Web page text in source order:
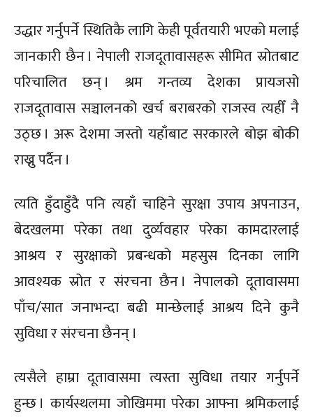
उद्धार गर्नुपर्ने स्थितिकै लागि केही पूर्वतयारी भएको मलाई
जानकारी छैन । नेपाली राजदूतावासहरू सीमित स्रोतबाट
परिचालित छन् । श्रम गन्तव्य देशका प्रायजसो
राजदूतावास सञ्चालनको खर्च बराबरको राजस्व त्यहीँ नै
उठ्छ । अरू देशमा जस्तो यहाँबाट सरकारले बोझ बोकी
राख्नु पर्दैन ।
त्यति हुँदाहुँदै पनि त्यहाँ चाहिने सुरक्षा उपाय अपनाउन,
बेदखलमा परेका तथा दुर्व्यवहार परेका कामदारलाई
आश्रय र सुरक्षाको प्रबन्धको महसुस दिनका लागि
आवश्यक स्रोत र संरचना छैन । नेपालको दूतावासमा
पाँच/सात जनाभन्दा बढी मान्छेलाई आश्रय दिने कुनै
सुविधा र संरचना छैनन् ।
त्यसैले हाम्रा दूतावासमा त्यस्ता सुविधा तयार गर्नुपर्ने
हुन्छ । कार्यस्थलमा जोखिममा परेका आफ्ना श्रमिकलाई